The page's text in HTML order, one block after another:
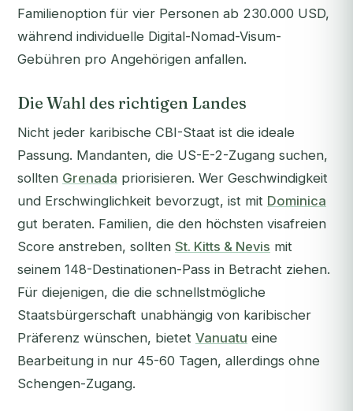
Familienoption für vier Personen ab 230.000 USD,
während individuelle Digital-Nomad-Visum-
Gebühren pro Angehörigen anfallen.
Die Wahl des richtigen Landes
Nicht jeder karibische CBI-Staat ist die ideale
Passung. Mandanten, die US-E-2-Zugang suchen,
sollten Grenada priorisieren. Wer Geschwindigkeit
und Erschwinglichkeit bevorzugt, ist mit Dominica
gut beraten. Familien, die den höchsten visafreien
Score anstreben, sollten St. Kitts & Nevis mit
seinem 148-Destinationen-Pass in Betracht ziehen.
Für diejenigen, die die schnellstmögliche
Staatsbürgerschaft unabhängig von karibischer
Präferenz wünschen, bietet Vanuatu eine
Bearbeitung in nur 45-60 Tagen, allerdings ohne
Schengen-Zugang.